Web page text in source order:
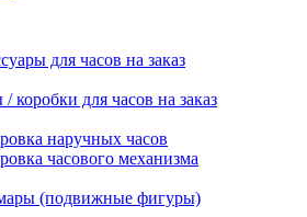
для часов на заказ
коробки для часов на заказ
наручных часов
часового механизма
(подвижные фигуры)